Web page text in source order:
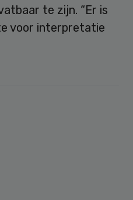
te zijn. “Er is
voor interpretatie